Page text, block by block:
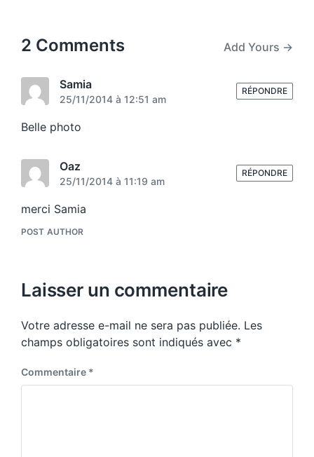
s
o
s
p
o
t
2 Comments Add Yours →
Samia
25/11/2014 à 12:51 am
Belle photo
RÉPONDRE
Oaz
25/11/2014 à 11:19 am
merci Samia
POST AUTHOR
RÉPONDRE
Laisser un commentaire
Votre adresse e-mail ne sera pas publiée. Les
champs obligatoires sont indiqués avec *
Commentaire *